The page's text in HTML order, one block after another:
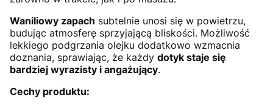
Waniliowy zapach subtelnie unosi się w powietrzu,
budując atmosferę sprzyjającą bliskości. Możliwość
lekkiego podgrzania olejku dodatkowo wzmacnia
doznania, sprawiając, że każdy dotyk staje się
bardziej wyrazisty i angażujący.
Cechy produktu: